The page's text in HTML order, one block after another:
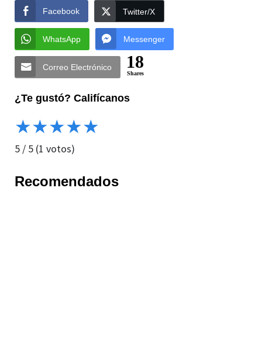
Facebook Twitter/X
WhatsApp Messenger
Correo Electrónico 18
Shares
¿Te gustó? Califícanos
★★★★★
5 / 5 (1 votos)
Recomendados